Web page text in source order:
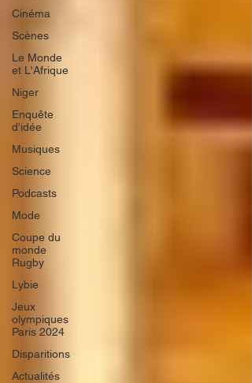
Cinéma
Scènes
Le Monde
et L'Afrique
Niger
Enquête
d'idée
Musiques
Science
Podcasts
Mode
Coupe du
monde
Rugby
Lybie
Jeux
olympiques
Paris 2024
Disparitions
Actualités